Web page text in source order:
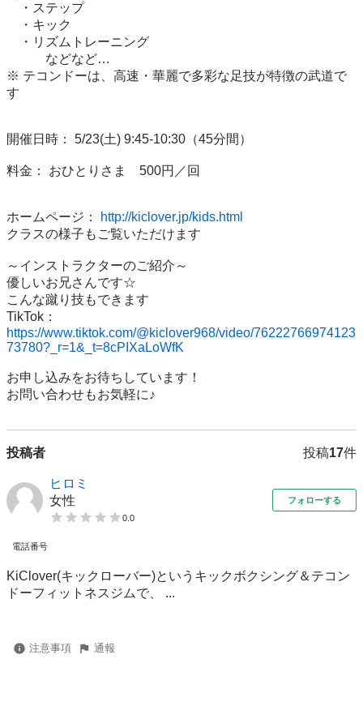
・ステップ
・キック
・リズムトレーニング
などなど…
※ テコンドーは、高速・華麗で多彩な足技が特徴の武道で
す
開催日時： 5/23(土) 9:45-10:30（45分間）
料金： おひとりさま　500円／回
ホームページ：
http://kiclover.jp/kids.html
クラスの様子もご覧いただけます
～インストラクターのご紹介～
優しいお兄さんです☆
こんな蹴り技もできます
https://www.tiktok.com/@kiclover968/video/76222766974123
73780?_r=1&_t=8cPIXaLoWfK
お申し込みをお待ちしています！
お問い合わせもお気軽に♪
投稿者 投稿17件
ヒロミ
女性
0.0
フォローする
電話番号
KiClover(キックローバー)というキックボクシング＆テコン
ドーフィットネスジムで、 ...
注意事項 通報